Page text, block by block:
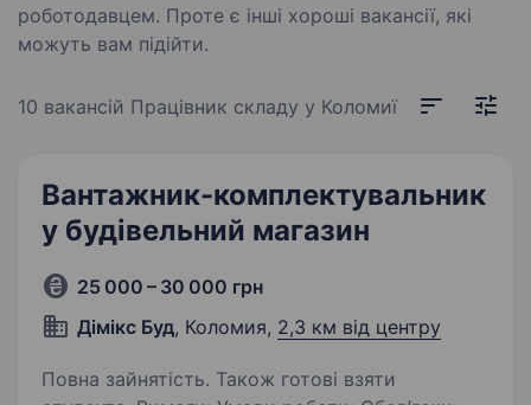
роботодавцем. Проте є інші хороші вакансії, які
можуть вам підійти.
10 вакансій Працівник складу у Коломиї
Вантажник-комплектувальник
у будівельний магазин
25 000 – 30 000 грн
Дімікс Буд, Коломия, 2,3 км від центру
Повна зайнятість. Також готові взяти